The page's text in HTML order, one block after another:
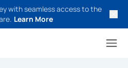
with seamless access to the
Learn More